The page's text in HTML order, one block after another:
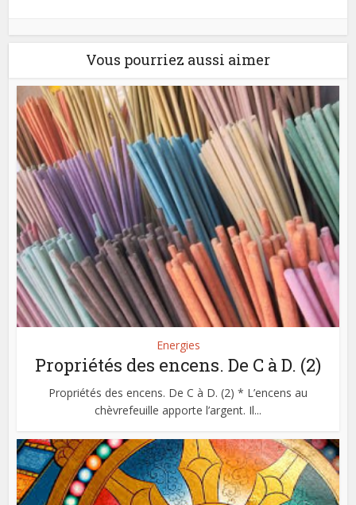
Vous pourriez aussi aimer
Energies
Propriétés des encens. De C à D. (2)
Propriétés des encens. De C à D. (2) * L’encens au
chèvrefeuille apporte l’argent. Il...